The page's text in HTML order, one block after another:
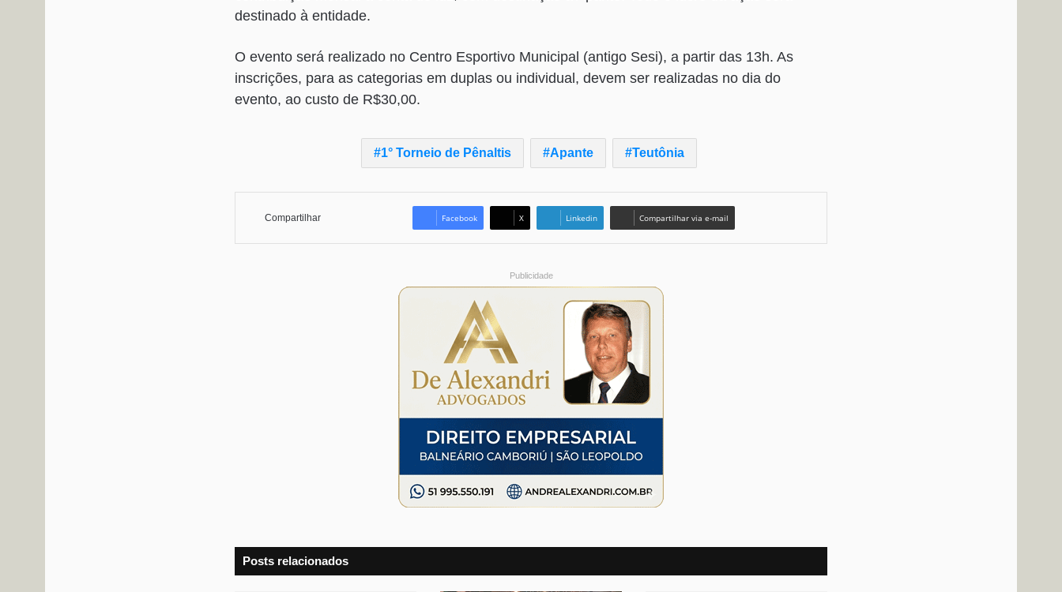
destinado à entidade.
O evento será realizado no Centro Esportivo Municipal (antigo Sesi), a partir das 13h. As
inscrições, para as categorias em duplas ou individual, devem ser realizadas no dia do
evento, ao custo de R$30,00.
1° Torneio de Pênaltis Apante Teutônia
Compartilhar Facebook X Linkedin Compartilhar via e-mail
Publicidade
Posts relacionados